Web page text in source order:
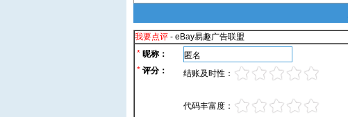
我要点评 - eBay易趣广告联盟
* 昵称：
* 评分： 结账及时性：
代码丰富度：